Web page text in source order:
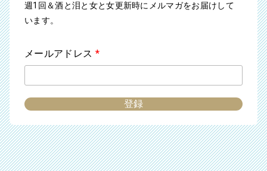
週1回＆酒と泪と女と女更新時にメルマガをお届けして
います。
メールアドレス *